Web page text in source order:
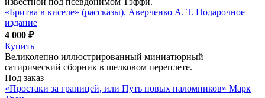
«Бритва в киселе» (рассказы). Аверченко А. Т. Подарочное
издание
4 000 ₽
Купить
Великолепно иллюстрированный миниатюрный
сатирический сборник в шелковом переплете.
Под заказ
«Простаки за границей, или Путь новых паломников» Марк